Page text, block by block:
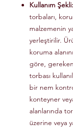
Kullanım Şekli:
torbaları,
malzemenin
yerleştirilir.
koruma
göre,
torbası
bir nem
konteyner
alanlarında
üzerine veya